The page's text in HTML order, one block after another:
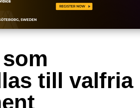
till valfria